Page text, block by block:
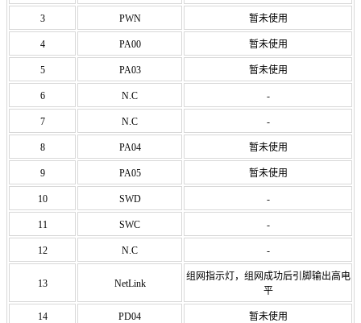
3 PWN 暂未使用
4 PA00 暂未使用
5 PA03 暂未使用
6 N.C -
7 N.C -
8 PA04 暂未使用
9 PA05 暂未使用
10 SWD -
11 SWC -
12 N.C -
13 NetLink
组网指示灯，组网成功后引脚输出高电
平
14 PD04 暂未使用